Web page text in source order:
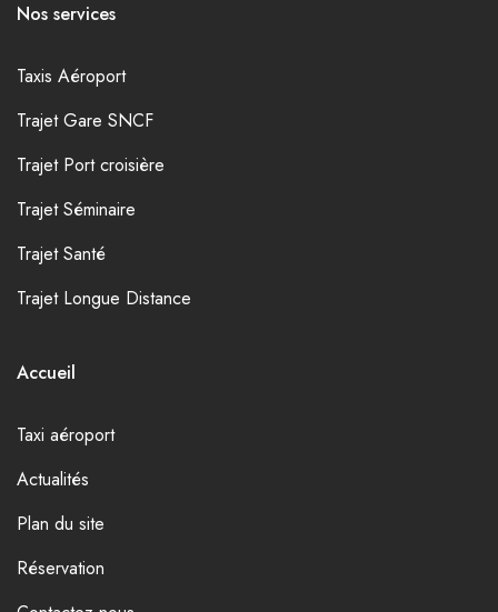
Nos services
Taxis Aéroport
Trajet Gare SNCF
Trajet Port croisière
Trajet Séminaire
Trajet Santé
Trajet Longue Distance
Accueil
Taxi aéroport
Actualités
Plan du site
Réservation